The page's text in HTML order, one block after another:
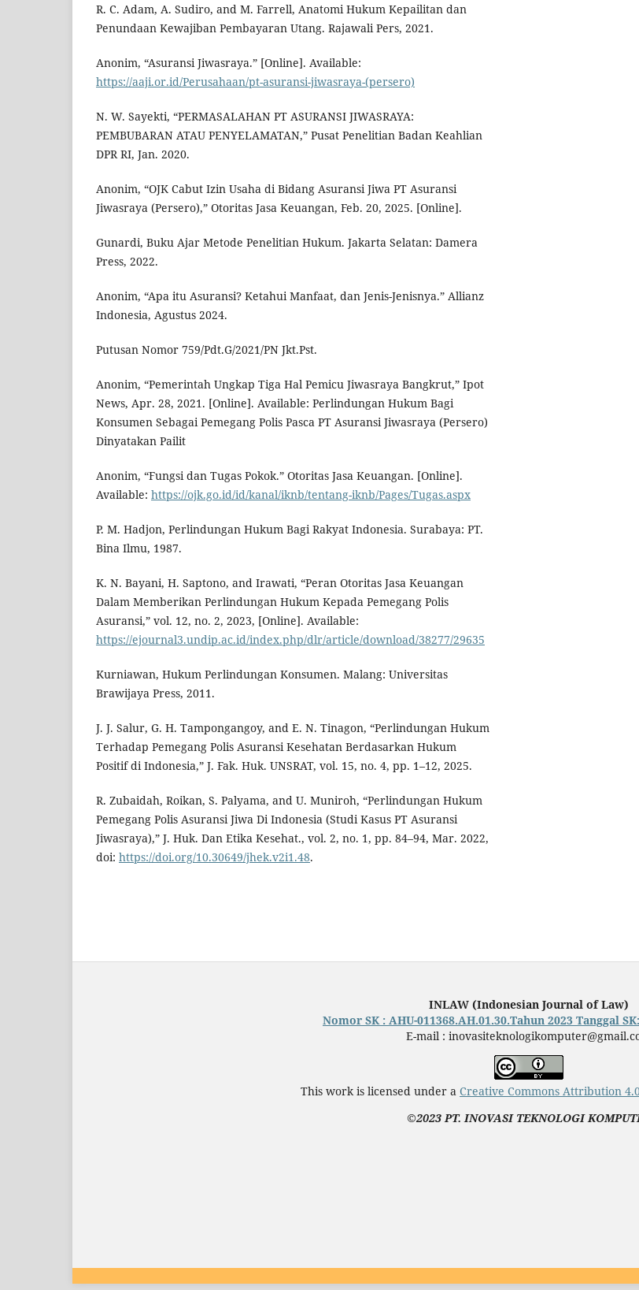
R. C. Adam, A. Sudiro, and M. Farrell, Anatomi Hukum Kepailitan dan
Penundaan Kewajiban Pembayaran Utang. Rajawali Pers, 2021.
Anonim, “Asuransi Jiwasraya.” [Online]. Available:
https://aaji.or.id/Perusahaan/pt-asuransi-jiwasraya-(persero)
N. W. Sayekti, “PERMASALAHAN PT ASURANSI JIWASRAYA:
PEMBUBARAN ATAU PENYELAMATAN,” Pusat Penelitian Badan Keahlian
DPR RI, Jan. 2020.
Anonim, “OJK Cabut Izin Usaha di Bidang Asuransi Jiwa PT Asuransi
Jiwasraya (Persero),” Otoritas Jasa Keuangan, Feb. 20, 2025. [Online].
Gunardi, Buku Ajar Metode Penelitian Hukum. Jakarta Selatan: Damera
Press, 2022.
Anonim, “Apa itu Asuransi? Ketahui Manfaat, dan Jenis-Jenisnya.” Allianz
Indonesia, Agustus 2024.
Putusan Nomor 759/Pdt.G/2021/PN Jkt.Pst.
Anonim, “Pemerintah Ungkap Tiga Hal Pemicu Jiwasraya Bangkrut,” Ipot
News, Apr. 28, 2021. [Online]. Available: Perlindungan Hukum Bagi
Konsumen Sebagai Pemegang Polis Pasca PT Asuransi Jiwasraya (Persero)
Dinyatakan Pailit
Anonim, “Fungsi dan Tugas Pokok.” Otoritas Jasa Keuangan. [Online].
Available: https://ojk.go.id/id/kanal/iknb/tentang-iknb/Pages/Tugas.aspx
P. M. Hadjon, Perlindungan Hukum Bagi Rakyat Indonesia. Surabaya: PT.
Bina Ilmu, 1987.
K. N. Bayani, H. Saptono, and Irawati, “Peran Otoritas Jasa Keuangan
Dalam Memberikan Perlindungan Hukum Kepada Pemegang Polis
Asuransi,” vol. 12, no. 2, 2023, [Online]. Available:
https://ejournal3.undip.ac.id/index.php/dlr/article/download/38277/29635
Kurniawan, Hukum Perlindungan Konsumen. Malang: Universitas
Brawijaya Press, 2011.
J. J. Salur, G. H. Tampongangoy, and E. N. Tinagon, “Perlindungan Hukum
Terhadap Pemegang Polis Asuransi Kesehatan Berdasarkan Hukum
Positif di Indonesia,” J. Fak. Huk. UNSRAT, vol. 15, no. 4, pp. 1–12, 2025.
R. Zubaidah, Roikan, S. Palyama, and U. Muniroh, “Perlindungan Hukum
Pemegang Polis Asuransi Jiwa Di Indonesia (Studi Kasus PT Asuransi
Jiwasraya),” J. Huk. Dan Etika Kesehat., vol. 2, no. 1, pp. 84–94, Mar. 2022,
doi: https://doi.org/10.30649/jhek.v2i1.48.
INLAW (Indonesian Journal of Law)
Nomor SK : AHU-011368.AH.01.30.Tahun 2023 Tanggal
E-mail :
This work is licensed under a Creative Commons Attribution
©2023 PT. INOVASI TEKNOLOGI